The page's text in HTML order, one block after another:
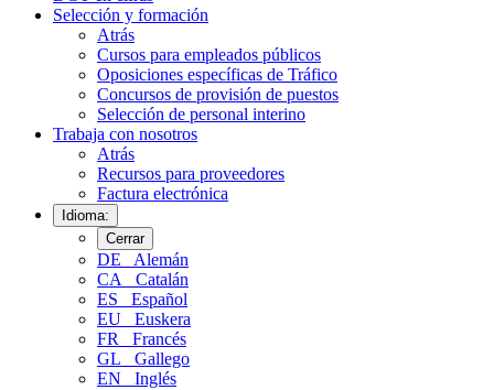
Selección y formación
Atrás
Cursos para empleados públicos
Oposiciones específicas de Tráfico
Concursos de provisión de puestos
Selección de personal interino
Trabaja con nosotros
Atrás
Recursos para proveedores
Factura electrónica
Idioma:
Cerrar
DE
Alemán
CA
Catalán
ES
Español
EU
Euskera
FR
Francés
GL
Gallego
EN
Inglés